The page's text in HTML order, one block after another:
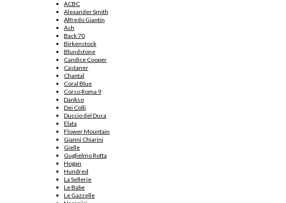
ACBC
Alexander Smith
Alfredo Giantin
Ash
Back 70
Birkenstock
Blundstone
Candice Cooper
Castaner
Chantal
Coral Blue
Corso Roma 9
Dankso
Dei Colli
Duccio del Duca
Elata
Flower Mountain
Gianni Chiarini
Gielle
Guglielmo Rotta
Hogan
Hundred
La Sellerie
Le Babe
Le Gazzelle